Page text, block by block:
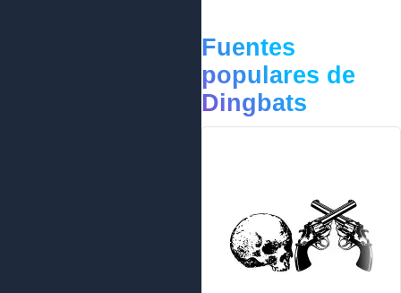
Fuentes
populares de
Dingbats